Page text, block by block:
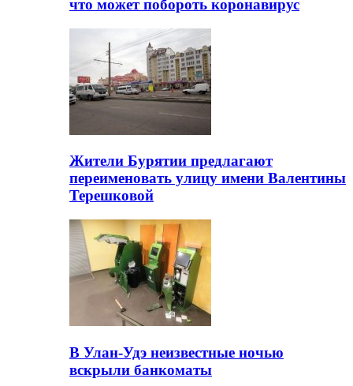
что может побороть коронавирус
Жители Бурятии предлагают
переименовать улицу имени Валентины
Терешковой
В Улан-Удэ неизвестные ночью
вскрыли банкоматы